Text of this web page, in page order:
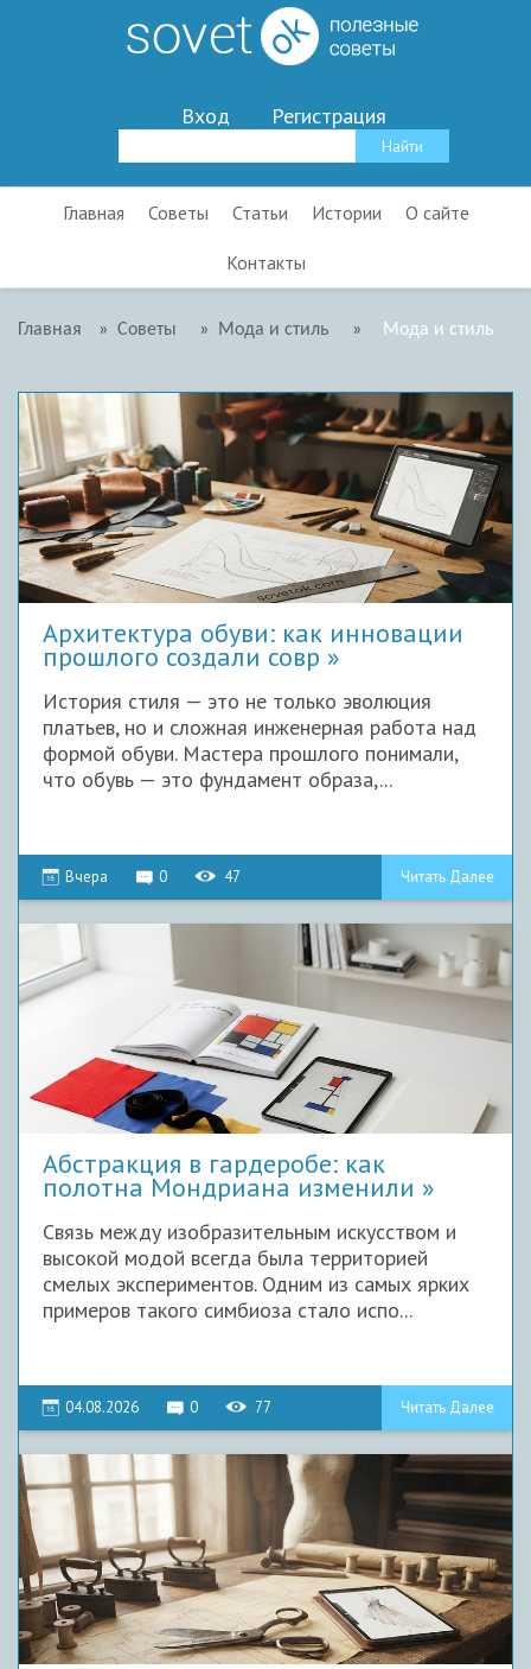
Вход Регистрация
Главная Советы Статьи Истории О сайте
Контакты
Главная » Советы » Мода и стиль » Мода и стиль
Архитектура обуви: как инновации
прошлого создали совр
История стиля — это не только эволюция
платьев, но и сложная инженерная работа над
формой обуви. Мастера прошлого понимали,
что обувь — это фундамент образа,...
Вчера 0 47 Читать Далее
Абстракция в гардеробе: как
полотна Мондриана изменили
Связь между изобразительным искусством и
высокой модой всегда была территорией
смелых экспериментов. Одним из самых ярких
примеров такого симбиоза стало испо...
04.08.2026 0 77 Читать Далее